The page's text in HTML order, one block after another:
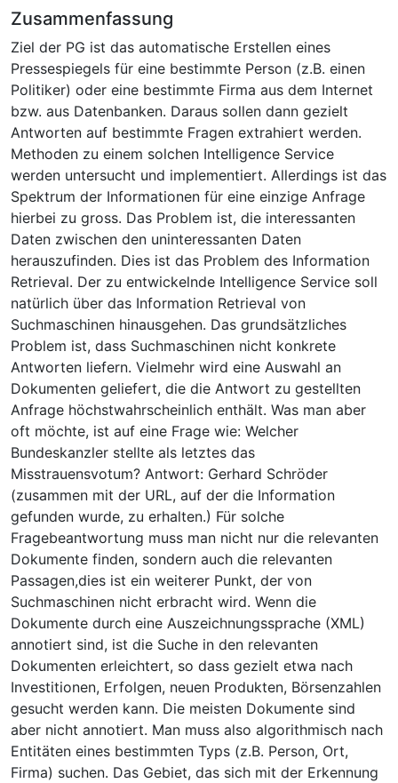
Zusammenfassung
Ziel der PG ist das automatische Erstellen eines
Pressespiegels für eine bestimmte Person (z.B. einen
Politiker) oder eine bestimmte Firma aus dem Internet
bzw. aus Datenbanken. Daraus sollen dann gezielt
Antworten auf bestimmte Fragen extrahiert werden.
Methoden zu einem solchen Intelligence Service
werden untersucht und implementiert. Allerdings ist das
Spektrum der Informationen für eine einzige Anfrage
hierbei zu gross. Das Problem ist, die interessanten
Daten zwischen den uninteressanten Daten
herauszufinden. Dies ist das Problem des Information
Retrieval. Der zu entwickelnde Intelligence Service soll
natürlich über das Information Retrieval von
Suchmaschinen hinausgehen. Das grundsätzliches
Problem ist, dass Suchmaschinen nicht konkrete
Antworten liefern. Vielmehr wird eine Auswahl an
Dokumenten geliefert, die die Antwort zu gestellten
Anfrage höchstwahrscheinlich enthält. Was man aber
oft möchte, ist auf eine Frage wie: Welcher
Bundeskanzler stellte als letztes das
Misstrauensvotum? Antwort: Gerhard Schröder
(zusammen mit der URL, auf der die Information
gefunden wurde, zu erhalten.) Für solche
Fragebeantwortung muss man nicht nur die relevanten
Dokumente finden, sondern auch die relevanten
Passagen,dies ist ein weiterer Punkt, der von
Suchmaschinen nicht erbracht wird. Wenn die
Dokumente durch eine Auszeichnungssprache (XML)
annotiert sind, ist die Suche in den relevanten
Dokumenten erleichtert, so dass gezielt etwa nach
Investitionen, Erfolgen, neuen Produkten, Börsenzahlen
gesucht werden kann. Die meisten Dokumente sind
aber nicht annotiert. Man muss also algorithmisch nach
Entitäten eines bestimmten Typs (z.B. Person, Ort,
Firma) suchen. Das Gebiet, das sich mit der Erkennung